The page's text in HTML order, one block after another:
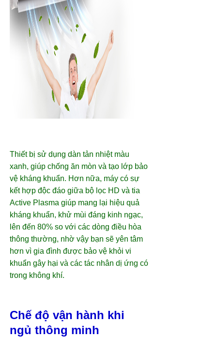
Thiết bị sử dụng dàn tản nhiệt màu
xanh, giúp chống ăn mòn và tạo lớp bảo
vệ kháng khuẩn. Hơn nữa, máy có sự
kết hợp độc đáo giữa bộ lọc HD và tia
Active Plasma giúp mang lại hiệu quả
kháng khuẩn, khử mùi đáng kinh ngạc,
lên đến 80% so với các dòng điều hòa
thông thường, nhờ vậy bạn sẽ yên tâm
hơn vì gia đình được bảo vệ khỏi vi
khuẩn gây hại và các tác nhân dị ứng có
trong không khí.
Chế độ vận hành khi
ngủ thông minh